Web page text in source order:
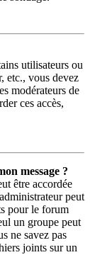
utilisateurs ou
etc., vous devez
modérateurs de
ces accès,
message ?
être accordée
peut
pour le forum
un groupe peut
ne savez pas
joints sur un